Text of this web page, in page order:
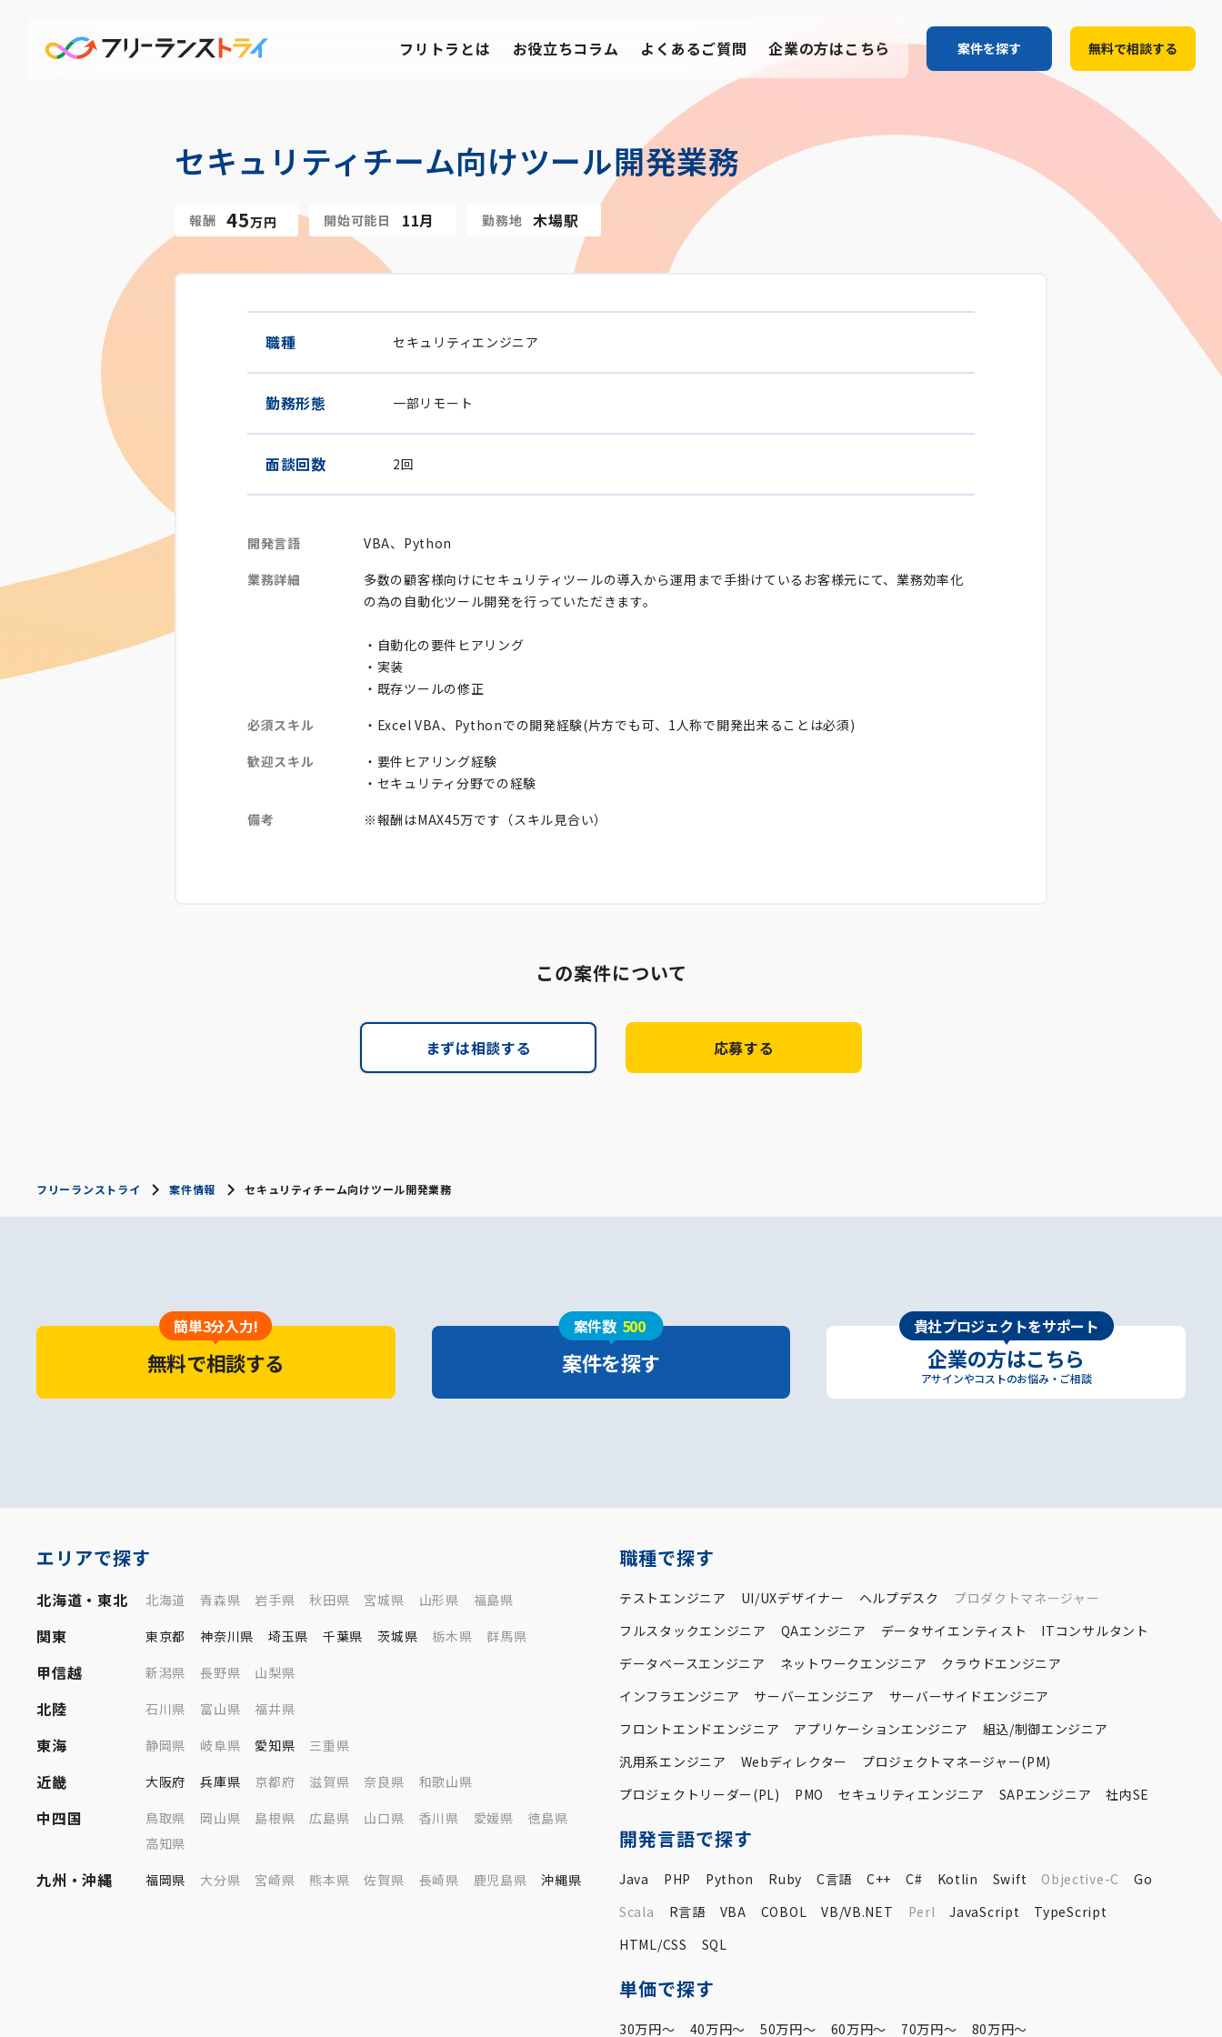
フリトラとは お役立ちコラム よくあるご質問 企業の方はこちら 案件を探す 無料で相談する
セキュリティチーム向けツール開発業務
報酬 45万円 開始可能日 11月 勤務地 木場駅
職種 セキュリティエンジニア
勤務形態 一部リモート
面談回数 2回
開発言語
VBA、Python
業務詳細
多数の顧客様向けにセキュリティツールの導入から運用まで手掛けているお客様元にて、業務効率化
の為の自動化ツール開発を行っていただきます。
・自動化の要件ヒアリング
・実装
・既存ツールの修正
必須スキル
・Excel VBA、Pythonでの開発経験(片方でも可、1人称で開発出来ることは必須)
歓迎スキル
・要件ヒアリング経験
・セキュリティ分野での経験
備考
※報酬はMAX45万です（スキル見合い）
この案件について
まずは相談する 応募する
フリーランストライ 案件情報 セキュリティチーム向けツール開発業務
簡単3分入力!
無料で相談する
案件数 500
案件を探す
貴社プロジェクトをサポート
企業の方はこちら
アサインやコストのお悩み・ご相談
エリアで探す
北海道・東北 北海道 青森県 岩手県 秋田県 宮城県 山形県 福島県
関東 東京都 神奈川県 埼玉県 千葉県 茨城県 栃木県 群馬県
甲信越 新潟県 長野県 山梨県
北陸 石川県 富山県 福井県
東海 静岡県 岐阜県 愛知県 三重県
近畿 大阪府 兵庫県 京都府 滋賀県 奈良県 和歌山県
中四国 鳥取県 岡山県 島根県 広島県 山口県 香川県 愛媛県
徳島県
高知県
九州・沖縄 福岡県 大分県 宮崎県 熊本県 佐賀県 長崎県 鹿児島県 沖縄県
職種で探す
テストエンジニア UI/UXデザイナー ヘルプデスク
プロダクトマネージャー
フルスタックエンジニア
QAエンジニア データサイエンティスト
ITコンサルタント
データベースエンジニア
ネットワークエンジニア
クラウドエンジニア
インフラエンジニア
サーバーエンジニア
サーバーサイドエンジニア
フロントエンドエンジニア
アプリケーションエンジニア
組込/制御エンジニア
汎用系エンジニア
Webディレクター
プロジェクトマネージャー(PM)
プロジェクトリーダー(PL)
PMO セキュリティエンジニア SAPエンジニア 社内SE
開発言語で探す
Java PHP Python Ruby C言語 C++ C# Kotlin Swift Objective-C
Go
Scala
R言語 VBA COBOL VB/VB.NET Perl JavaScript
TypeScript
HTML/CSS
SQL
単価で探す
30万円〜 40万円〜 50万円〜 60万円〜 70万円〜 80万円〜